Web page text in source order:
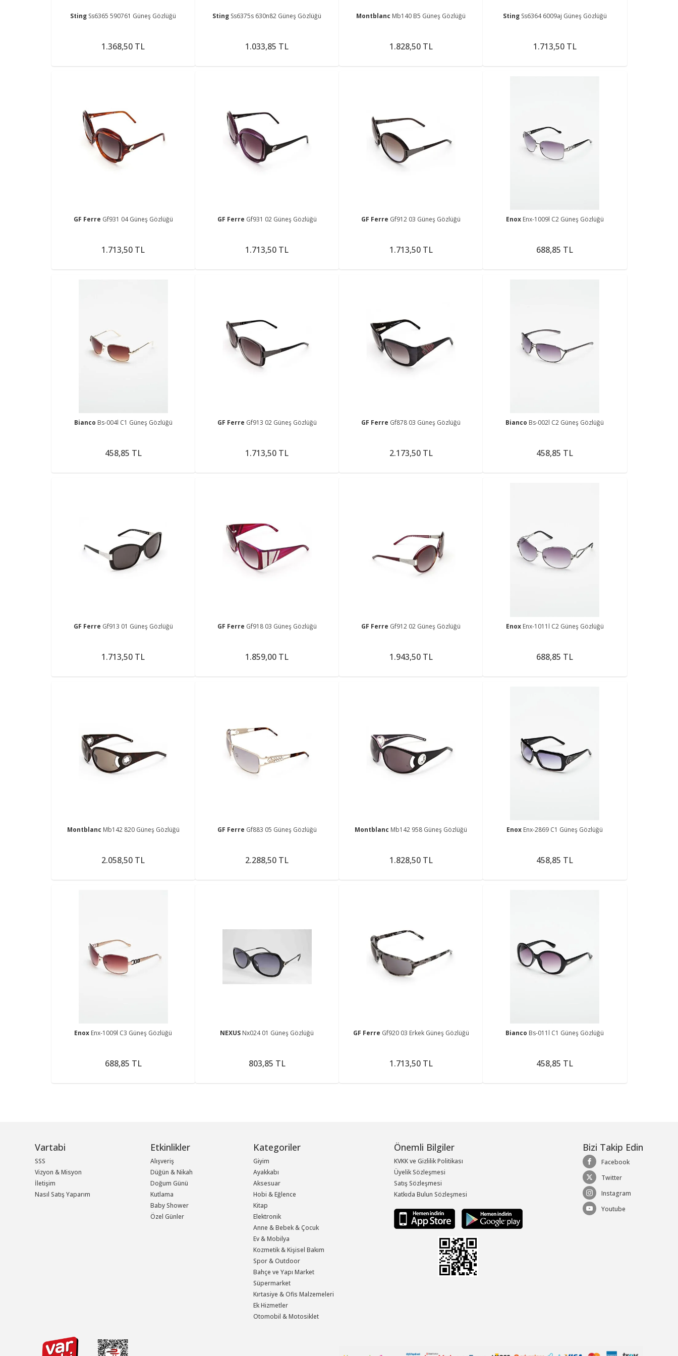
Sting Ss6365 590761 Güneş Gözlüğü
1.368,50 TL
Sting Ss6375s 630n82 Güneş Gözlüğü
1.033,85 TL
Montblanc Mb140 B5 Güneş Gözlüğü
1.828,50 TL
Sting Ss6364 6009aj Güneş Gözlüğü
1.713,50 TL
GF Ferre Gf931 04 Güneş Gözlüğü
1.713,50 TL
GF Ferre Gf931 02 Güneş Gözlüğü
1.713,50 TL
GF Ferre Gf912 03 Güneş Gözlüğü
1.713,50 TL
Enox Enx-1009l C2 Güneş Gözlüğü
688,85 TL
Bianco Bs-004l C1 Güneş Gözlüğü
458,85 TL
GF Ferre Gf913 02 Güneş Gözlüğü
1.713,50 TL
GF Ferre Gf878 03 Güneş Gözlüğü
2.173,50 TL
Bianco Bs-002l C2 Güneş Gözlüğü
458,85 TL
GF Ferre Gf913 01 Güneş Gözlüğü
1.713,50 TL
GF Ferre Gf918 03 Güneş Gözlüğü
1.859,00 TL
GF Ferre Gf912 02 Güneş Gözlüğü
1.943,50 TL
Enox Enx-1011l C2 Güneş Gözlüğü
688,85 TL
Montblanc Mb142 820 Güneş Gözlüğü
2.058,50 TL
GF Ferre Gf883 05 Güneş Gözlüğü
2.288,50 TL
Montblanc Mb142 958 Güneş Gözlüğü
1.828,50 TL
Enox Enx-2869 C1 Güneş Gözlüğü
458,85 TL
Enox Enx-1009l C3 Güneş Gözlüğü
688,85 TL
NEXUS Nx024 01 Güneş Gözlüğü
803,85 TL
GF Ferre Gf920 03 Erkek Güneş Gözlüğü
1.713,50 TL
Bianco Bs-011l C1 Güneş Gözlüğü
458,85 TL
Vartabi
SSS
Vizyon & Misyon
İletişim
Nasıl Satış Yaparım
Etkinlikler
Alışveriş
Düğün & Nikah
Doğum Günü
Kutlama
Baby Shower
Özel Günler
Kategoriler
Giyim
Ayakkabı
Aksesuar
Hobi & Eğlence
Kitap
Elektronik
Anne & Bebek & Çocuk
Ev & Mobilya
Kozmetik & Kişisel Bakım
Spor & Outdoor
Bahçe ve Yapı Market
Süpermarket
Kırtasiye & Ofis Malzemeleri
Ek Hizmetler
Otomobil & Motosiklet
Önemli Bilgiler
KVKK ve Gizlilik Politikası
Üyelik Sözleşmesi
Satış Sözleşmesi
Katkıda Bulun Sözleşmesi
Bizi Takip Edin
Facebook
Twitter
Instagram
Youtube